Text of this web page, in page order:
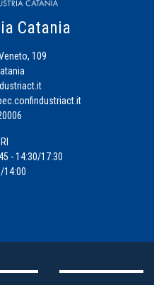
Catania
109
- 14:30/17:30
14:00